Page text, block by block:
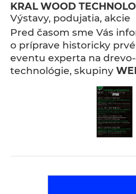
KRAL WOOD
Výstavy, podujatia, akcie
Pred časom sme Vás
o príprave historicky
eventu experta na
technológie, skupiny